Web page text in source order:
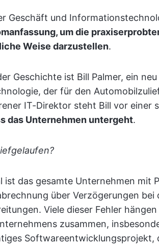
Geschäft und
um die
Weise darzustellen.
Geschichte ist Bill Palmer, ein
der für den
IT-Direktor steht Bill vor einer
das Unternehmen untergeht.
ist das gesamte Unternehmen mit
über Verzögerungen
Viele dieser Fehler
zusammen,
Softwareentwicklungsprojekt,